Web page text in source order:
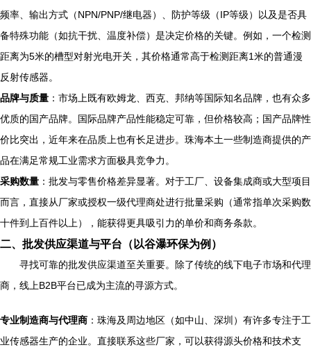
频率、输出方式（NPN/PNP/继电器）、防护等级（IP等级）以及是否具
备特殊功能（如抗干扰、温度补偿）是决定价格的关键。例如，一个检测
距离为5米的槽型对射光电开关，其价格通常高于检测距离1米的普通漫
反射传感器。
品牌与质量 ：市场上既有欧姆龙、西克、邦纳等国际知名品牌，也有众多
优质的国产品牌。国际品牌产品性能稳定可靠，但价格较高；国产品牌性
价比突出，近年来在品质上也有长足进步。珠海本土一些制造商提供的产
品在满足常规工业需求方面极具竞争力。
采购数量 ：批发与零售价格差异显著。对于工厂、设备集成商或大型项目
而言，直接从厂家或授权一级代理商处进行批量采购（通常指单次采购数
十件到上百件以上），能获得更具吸引力的单价和商务条款。
二、批发供应渠道与平台（以谷瀑环保为例）
寻找可靠的批发供应渠道至关重要。除了传统的线下电子市场和代理
商，线上B2B平台已成为主流的寻源方式。
专业制造商与代理商 ：珠海及周边地区（如中山、深圳）有许多专注于工
业传感器生产的企业。直接联系这些厂家，可以获得源头价格和技术支